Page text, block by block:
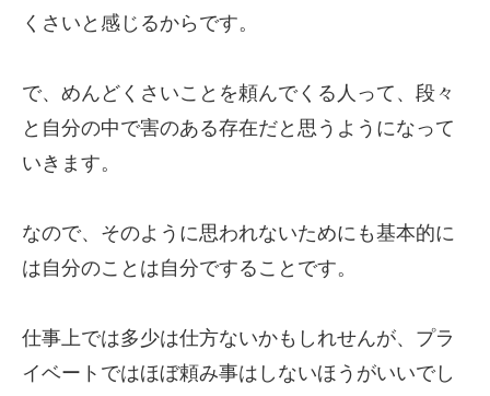
くさいと感じるからです。
で、めんどくさいことを頼んでくる人って、段々
と自分の中で害のある存在だと思うようになって
いきます。
なので、そのように思われないためにも基本的に
は自分のことは自分ですることです。
仕事上では多少は仕方ないかもしれせんが、プラ
イベートではほぼ頼み事はしないほうがいいでし